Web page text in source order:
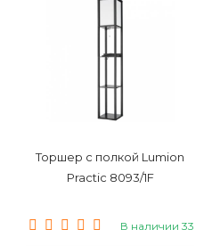
Торшер с полкой Lumion
Practic 8093/1F
В наличии 33